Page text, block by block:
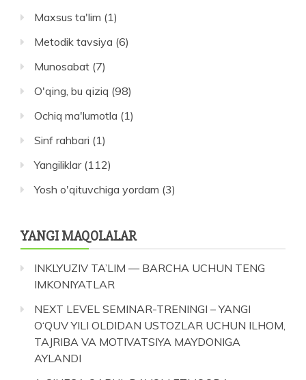
Maxsus ta'lim (1)
Metodik tavsiya (6)
Munosabat (7)
O'qing, bu qiziq (98)
Ochiq ma'lumotla (1)
Sinf rahbari (1)
Yangiliklar(112)
Yosh o'qituvchiga yordam (3)
YANGI MAQOLALAR
INKLYUZIV TA’LIM — BARCHA UCHUN TENG
IMKONIYATLAR
NEXT LEVEL SEMINAR-TRENINGI – YANGI
O‘QUV YILI OLDIDAN USTOZLAR UCHUN ILHOM,
TAJRIBA VA MOTIVATSIYA MAYDONIGA
AYLANDI